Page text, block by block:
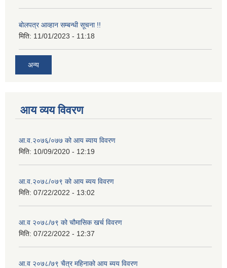
बोलपत्र आव्हान सम्बन्धी सूचना !!
मिति: 11/01/2023 - 11:18
अन्य
आय व्यय विवरण
आ.व.२०७६/०७७ को आय ब्याय विवरण
मिति: 10/09/2020 - 12:19
आ.व.२०७८/०७९ को आय ब्यय विवरण
मिति: 07/22/2022 - 13:02
आ.व २०७८/७९ को चौमासिक खर्च विवरण
मिति: 07/22/2022 - 12:37
आ.व २०७८/७९ चैत्र महिनाको आय ब्यय विवरण